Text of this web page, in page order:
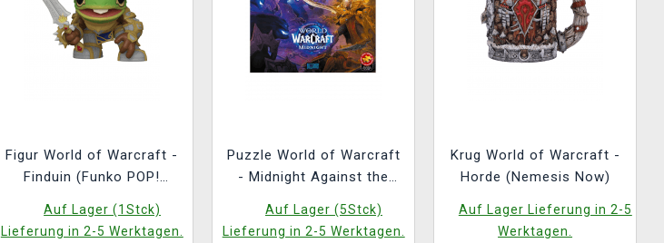
Figur World of Warcraft -
Finduin (Funko POP!
Auf Lager (1Stck)
Lieferung in 2-5 Werktagen.
Puzzle World of Warcraft
- Midnight Against the
Auf Lager (5Stck)
Lieferung in 2-5 Werktagen.
Krug World of Warcraft -
Horde (Nemesis Now)
Auf Lager Lieferung in 2-5
Werktagen.